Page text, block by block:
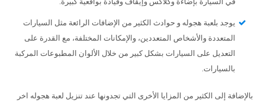
يوجد بلعبة هجوله و حوادث الكثير من الإضافات الرائعة مثل السيارات
المتعددة والأشخاص المتعددين، والإمكانات المختلفة، مع القدرة على
التعديل على السيارات بشكل كبير من خلال الألوان المطبوعات المركبة
بالسيارات.
بالإضافة إلى الكثير من المزايا الأخرى التي تجدونها عند تنزيل لعبة هجوله اخر